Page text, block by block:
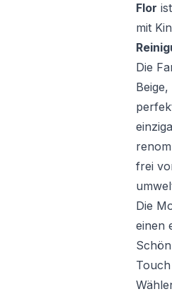
Flor
mit
Die
frei
Die
einen